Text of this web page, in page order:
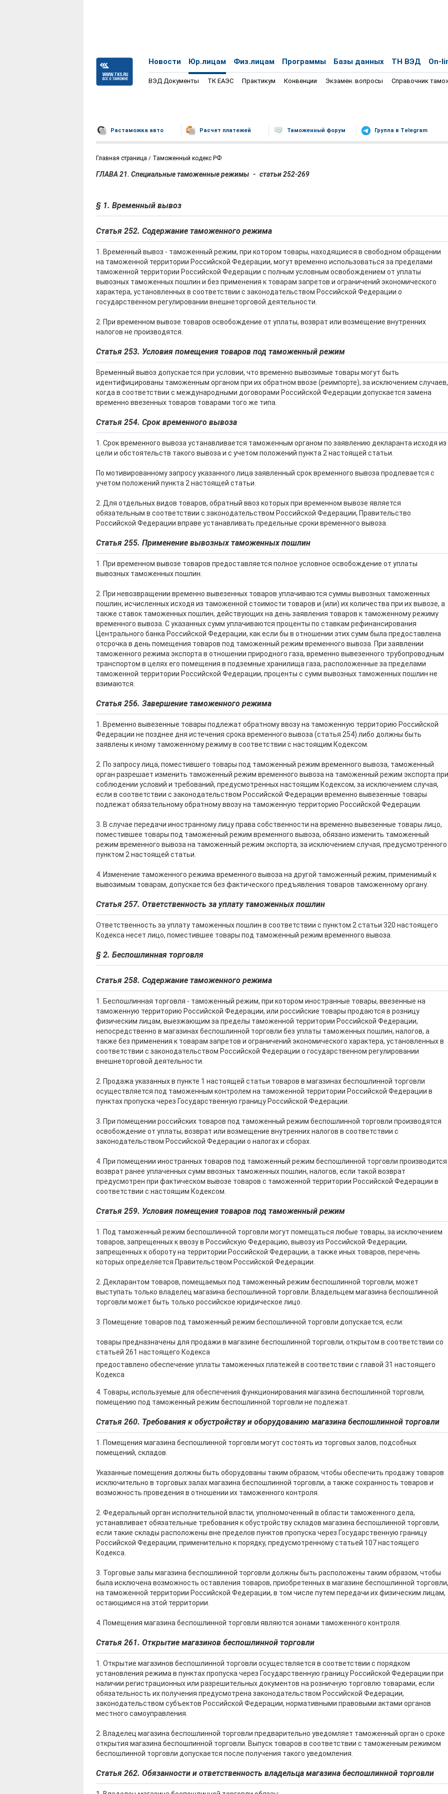
Новости Юр.лицам Физ.лицам Программы Базы данных ТН ВЭД On-
ВЭД Документы ТК ЕАЭС Практикум Конвенции Экзамен. вопросы Справочник
Растаможка авто Расчет платежей Таможенный форум Группа в Telegram
Главная страница Таможенный кодекс РФ
ГЛАВА 21. Специальные таможенные режимы - статьи 252-269
§ 1. Временный вывоз
Статья 252. Содержание таможенного режима
1. Временный вывоз - таможенный режим, при котором товары, находящиеся в свободном обращении
на таможенной территории Российской Федерации, могут временно использоваться за пределами
таможенной территории Российской Федерации с полным условным освобождением от уплаты
вывозных таможенных пошлин и без применения к товарам запретов и ограничений экономического
характера, установленных в соответствии с законодательством Российской Федерации о
государственном регулировании внешнеторговой деятельности.
2. При временном вывозе товаров освобождение от уплаты, возврат или возмещение внутренних
налогов не производятся.
Статья 253. Условия помещения товаров под таможенный режим
Временный вывоз допускается при условии, что временно вывозимые товары могут быть
идентифицированы таможенным органом при их обратном ввозе (реимпорте), за исключением случаев,
когда в соответствии с международными договорами Российской Федерации допускается замена
временно ввезенных товаров товарами того же типа.
Статья 254. Срок временного вывоза
1. Срок временного вывоза устанавливается таможенным органом по заявлению декларанта исходя из
цели и обстоятельств такого вывоза и с учетом положений пункта 2 настоящей статьи.
По мотивированному запросу указанного лица заявленный срок временного вывоза продлевается с
учетом положений пункта 2 настоящей статьи.
2. Для отдельных видов товаров, обратный ввоз которых при временном вывозе является
обязательным в соответствии с законодательством Российской Федерации, Правительство
Российской Федерации вправе устанавливать предельные сроки временного вывоза.
Статья 255. Применение вывозных таможенных пошлин
1. При временном вывозе товаров предоставляется полное условное освобождение от уплаты
вывозных таможенных пошлин.
2. При невозвращении временно вывезенных товаров уплачиваются суммы вывозных таможенных
пошлин, исчисленных исходя из таможенной стоимости товаров и (или) их количества при их вывозе, а
также ставок таможенных пошлин, действующих на день заявления товаров к таможенному режиму
временного вывоза. С указанных сумм уплачиваются проценты по ставкам рефинансирования
Центрального банка Российской Федерации, как если бы в отношении этих сумм была предоставлена
отсрочка в день помещения товаров под таможенный режим временного вывоза. При заявлении
таможенного режима экспорта в отношении природного газа, временно вывезенного трубопроводным
транспортом в целях его помещения в подземные хранилища газа, расположенные за пределами
таможенной территории Российской Федерации, проценты с сумм вывозных таможенных пошлин не
взимаются.
Статья 256. Завершение таможенного режима
1. Временно вывезенные товары подлежат обратному ввозу на таможенную территорию Российской
Федерации не позднее дня истечения срока временного вывоза (статья 254) либо должны быть
заявлены к иному таможенному режиму в соответствии с настоящим Кодексом.
2. По запросу лица, поместившего товары под таможенный режим временного вывоза, таможенный
орган разрешает изменить таможенный режим временного вывоза на таможенный режим экспорта при
соблюдении условий и требований, предусмотренных настоящим Кодексом, за исключением случая,
если в соответствии с законодательством Российской Федерации временно вывезенные товары
подлежат обязательному обратному ввозу на таможенную территорию Российской Федерации.
3. В случае передачи иностранному лицу права собственности на временно вывезенные товары лицо,
поместившее товары под таможенный режим временного вывоза, обязано изменить таможенный
режим временного вывоза на таможенный режим экспорта, за исключением случая, предусмотренного
пунктом 2 настоящей статьи.
4. Изменение таможенного режима временного вывоза на другой таможенный режим, применимый к
вывозимым товарам, допускается без фактического предъявления товаров таможенному органу.
Статья 257. Ответственность за уплату таможенных пошлин
Ответственность за уплату таможенных пошлин в соответствии с пунктом 2 статьи 320 настоящего
Кодекса несет лицо, поместившее товары под таможенный режим временного вывоза.
§ 2. Беспошлинная торговля
Статья 258. Содержание таможенного режима
1. Беспошлинная торговля - таможенный режим, при котором иностранные товары, ввезенные на
таможенную территорию Российской Федерации, или российские товары продаются в розницу
физическим лицам, выезжающим за пределы таможенной территории Российской Федерации,
непосредственно в магазинах беспошлинной торговли без уплаты таможенных пошлин, налогов, а
также без применения к товарам запретов и ограничений экономического характера, установленных в
соответствии с законодательством Российской Федерации о государственном регулировании
внешнеторговой деятельности.
2. Продажа указанных в пункте 1 настоящей статьи товаров в магазинах беспошлинной торговли
осуществляется под таможенным контролем на таможенной территории Российской Федерации в
пунктах пропуска через Государственную границу Российской Федерации.
3. При помещении российских товаров под таможенный режим беспошлинной торговли производятся
освобождение от уплаты, возврат или возмещение внутренних налогов в соответствии с
законодательством Российской Федерации о налогах и сборах.
4. При помещении иностранных товаров под таможенный режим беспошлинной торговли производится
возврат ранее уплаченных сумм ввозных таможенных пошлин, налогов, если такой возврат
предусмотрен при фактическом вывозе товаров с таможенной территории Российской Федерации в
соответствии с настоящим Кодексом.
Статья 259. Условия помещения товаров под таможенный режим
1. Под таможенный режим беспошлинной торговли могут помещаться любые товары, за исключением
товаров, запрещенных к ввозу в Российскую Федерацию, вывозу из Российской Федерации,
запрещенных к обороту на территории Российской Федерации, а также иных товаров, перечень
которых определяется Правительством Российской Федерации.
2. Декларантом товаров, помещаемых под таможенный режим беспошлинной торговли, может
выступать только владелец магазина беспошлинной торговли. Владельцем магазина беспошлинной
торговли может быть только российское юридическое лицо.
3. Помещение товаров под таможенный режим беспошлинной торговли допускается, если:
товары предназначены для продажи в магазине беспошлинной торговли, открытом в соответствии со
статьей 261 настоящего Кодекса
предоставлено обеспечение уплаты таможенных платежей в соответствии с главой 31 настоящего
Кодекса
4. Товары, используемые для обеспечения функционирования магазина беспошлинной торговли,
помещению под таможенный режим беспошлинной торговли не подлежат.
Статья 260. Требования к обустройству и оборудованию магазина беспошлинной торговли
1. Помещения магазина беспошлинной торговли могут состоять из торговых залов, подсобных
помещений, складов.
Указанные помещения должны быть оборудованы таким образом, чтобы обеспечить продажу товаров
исключительно в торговых залах магазина беспошлинной торговли, а также сохранность товаров и
возможность проведения в отношении их таможенного контроля.
2. Федеральный орган исполнительной власти, уполномоченный в области таможенного дела,
устанавливает обязательные требования к обустройству складов магазина беспошлинной торговли,
если такие склады расположены вне пределов пунктов пропуска через Государственную границу
Российской Федерации, применительно к порядку, предусмотренному статьей 107 настоящего
Кодекса.
3. Торговые залы магазина беспошлинной торговли должны быть расположены таким образом, чтобы
была исключена возможность оставления товаров, приобретенных в магазине беспошлинной торговли,
на таможенной территории Российской Федерации, в том числе путем передачи их физическим лицам,
остающимся на этой территории.
4. Помещения магазина беспошлинной торговли являются зонами таможенного контроля.
Статья 261. Открытие магазинов беспошлинной торговли
1. Открытие магазинов беспошлинной торговли осуществляется в соответствии с порядком
установления режима в пунктах пропуска через Государственную границу Российской Федерации при
наличии регистрационных или разрешительных документов на розничную торговлю товарами, если
обязательность их получения предусмотрена законодательством Российской Федерации,
законодательством субъектов Российской Федерации, нормативными правовыми актами органов
местного самоуправления.
2. Владелец магазина беспошлинной торговли предварительно уведомляет таможенный орган о сроке
открытия магазина беспошлинной торговли. Выпуск товаров в соответствии с таможенным режимом
беспошлинной торговли допускается после получения такого уведомления.
Статья 262. Обязанности и ответственность владельца магазина беспошлинной торговли